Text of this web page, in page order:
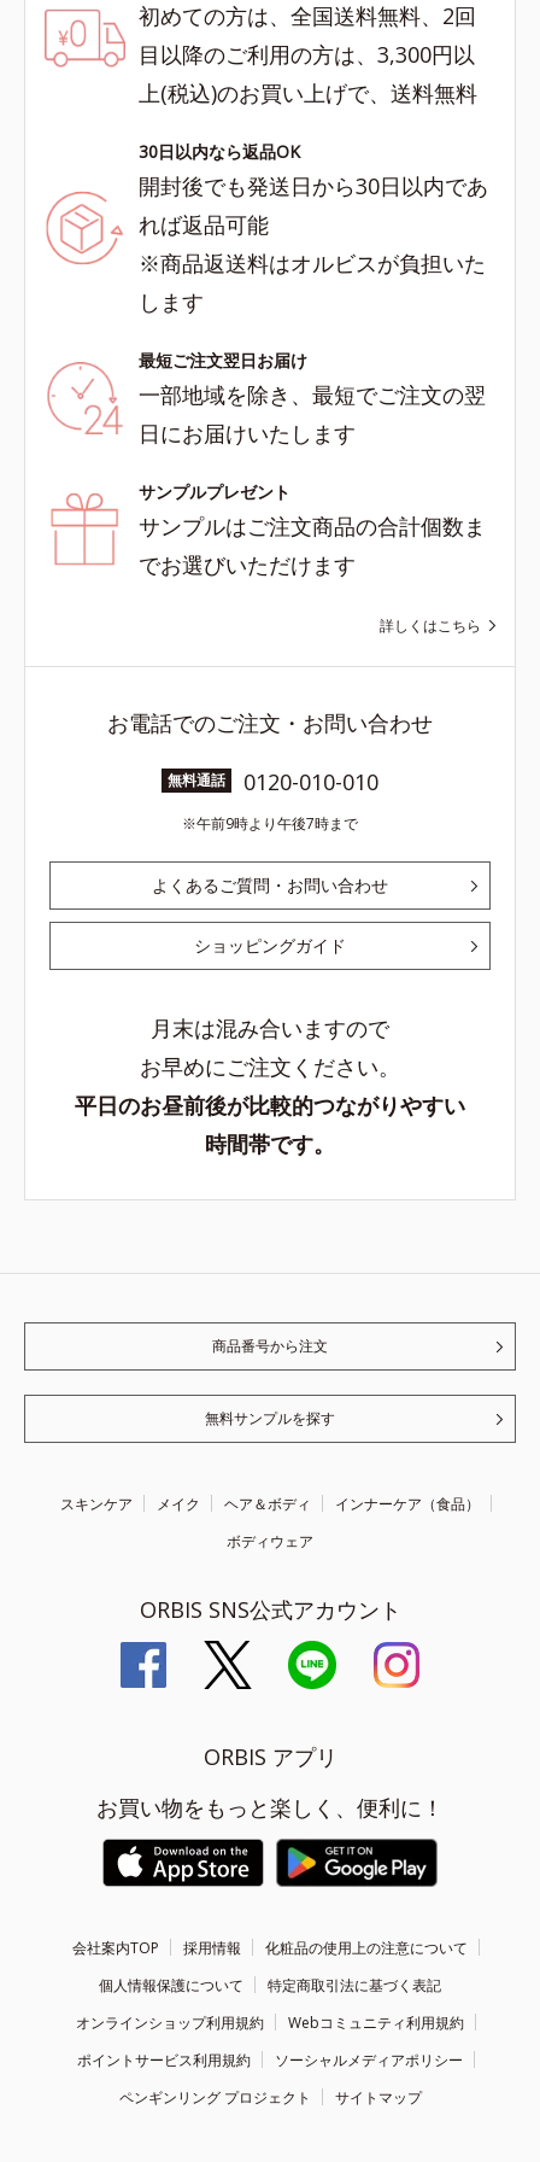
初めての方は、全国送料無料、2回
目以降のご利用の方は、3,300円以
上(税込)のお買い上げで、送料無料
30日以内なら返品OK
開封後でも発送日から30日以内であ
れば返品可能
※商品返送料はオルビスが負担いた
します
最短ご注文翌日お届け
一部地域を除き、最短でご注文の翌
日にお届けいたします
サンプルプレゼント
サンプルはご注文商品の合計個数ま
でお選びいただけます
詳しくはこちら
お電話でのご注文・お問い合わせ
無料通話 0120-010-010
午前9時より午後7時まで
よくあるご質問・お問い合わせ
ショッピングガイド
月末は混み合いますので
お早めにご注文ください。
平日のお昼前後が比較的つながりやすい
時間帯です。
商品番号から注文
無料サンプルを探す
スキンケア メイク ヘア＆ボディ
インナーケア（食品）
ボディウェア
ORBIS SNS公式アカウント
ORBIS アプリ
お買い物をもっと楽しく、便利に！
会社案内TOP 採用情報
化粧品の使用上の注意について
個人情報保護について
特定商取引法に基づく表記
オンラインショップ利用規約
Webコミュニティ利用規約
ポイントサービス利用規約
ソーシャルメディアポリシー
ペンギンリング プロジェクト
サイトマップ